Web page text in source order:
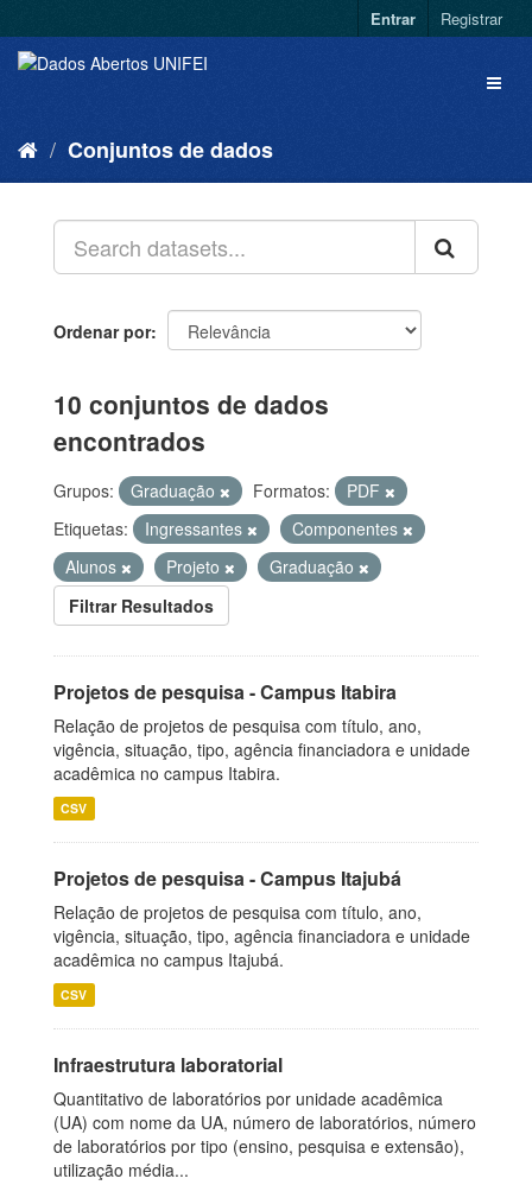
Entrar Registrar
Conjuntos de dados
Ordenar por
10 conjuntos de dados
encontrados
Grupos: Graduação Formatos:
PDF
Etiquetas:
Ingressantes
Componentes
Alunos
Projeto
Graduação
Filtrar Resultados
Projetos de pesquisa - Campus Itabira
Relação de projetos de pesquisa com título, ano,
vigência, situação, tipo, agência financiadora e unidade
acadêmica no campus Itabira.
CSV
Projetos de pesquisa - Campus Itajubá
Relação de projetos de pesquisa com título, ano,
vigência, situação, tipo, agência financiadora e unidade
acadêmica no campus Itajubá.
CSV
Infraestrutura laboratorial
Quantitativo de laboratórios por unidade acadêmica
(UA) com nome da UA, número de laboratórios, número
de laboratórios por tipo (ensino, pesquisa e extensão),
utilização média...